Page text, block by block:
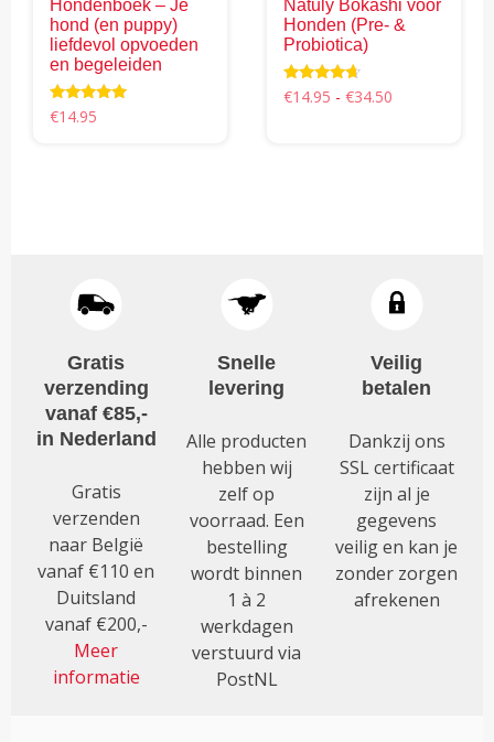
op
de
productpagina
de
productpagina
Hondenboek – Je
hond (en puppy)
liefdevol opvoeden
en begeleiden
Waardering
4.95
€14.95
Natuly Bokashi voor
Honden (Pre- &
Probiotica)
Waardering
4.46
€14.95 - €34.50
worden
op
productpagina
Gratis
verzending
vanaf €85,-
in Nederland
Gratis
verzenden
naar België
vanaf €110 en
Duitsland
vanaf €200,-
Meer
informatie
Snelle
levering
Alle producten
hebben wij
zelf op
voorraad. Een
bestelling
wordt binnen
1 à 2
werkdagen
verstuurd via
PostNL
Veilig
betalen
Dankzij ons
SSL certificaat
zijn al je
gegevens
veilig en kan je
zonder zorgen
afrekenen